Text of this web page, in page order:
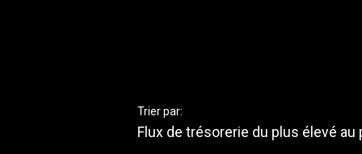
Trier par:
Flux de trésorerie du plus élevé au